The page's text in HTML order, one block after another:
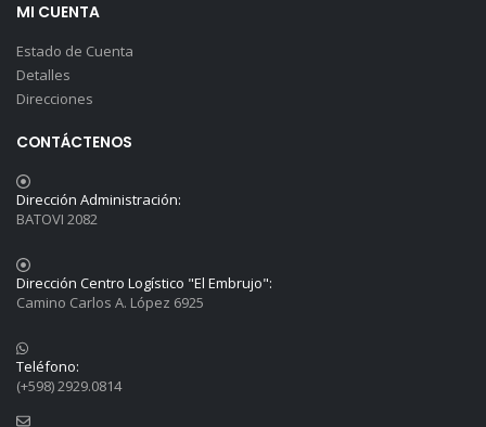
MI CUENTA
Estado de Cuenta
Detalles
Direcciones
CONTÁCTENOS
Dirección Administración:
BATOVI 2082
Dirección Centro Logístico "El Embrujo":
Camino Carlos A. López 6925
Teléfono:
(+598) 2929.0814